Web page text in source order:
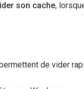
son cache,
de vider